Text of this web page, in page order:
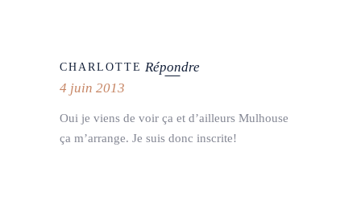
CHARLOTTE Répondre
4 juin 2013
Oui je viens de voir ça et d’ailleurs Mulhouse
ça m’arrange. Je suis donc inscrite!